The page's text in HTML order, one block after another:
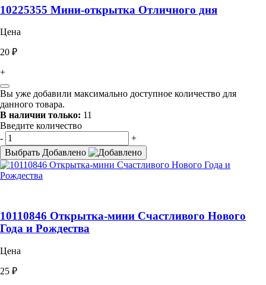
10225355 Мини-открытка Отличного дня
Цена
20 ₽
+
Вы уже добавили максимально доступное количество для
данного товара.
В наличии только: 11
Введите количество
-
+
Выбрать Добавлено
10110846 Открытка-мини Счастливого Нового
Года и Рождества
Цена
25 ₽